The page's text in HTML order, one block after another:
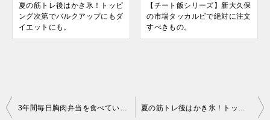
夏の筋トレ後はかき氷！トッピ
ング次第でバルクアップにもダ
イエットにも。
【チート飯シリーズ】新大久保
の市場タッカルビで絶対に注文
すべきもの。
投